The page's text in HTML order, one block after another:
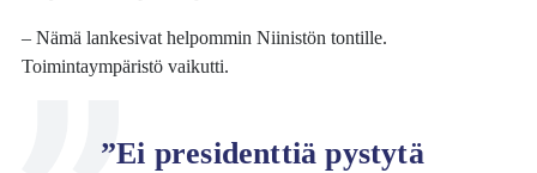
– Nämä lankesivat helpommin Niinistön tontille.
Toimintaympäristö vaikutti.
”Ei presidenttiä pystytä